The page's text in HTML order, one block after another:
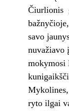
Čiurlionis
savo
nuvažiavo
mokymosi
ryto ilgai